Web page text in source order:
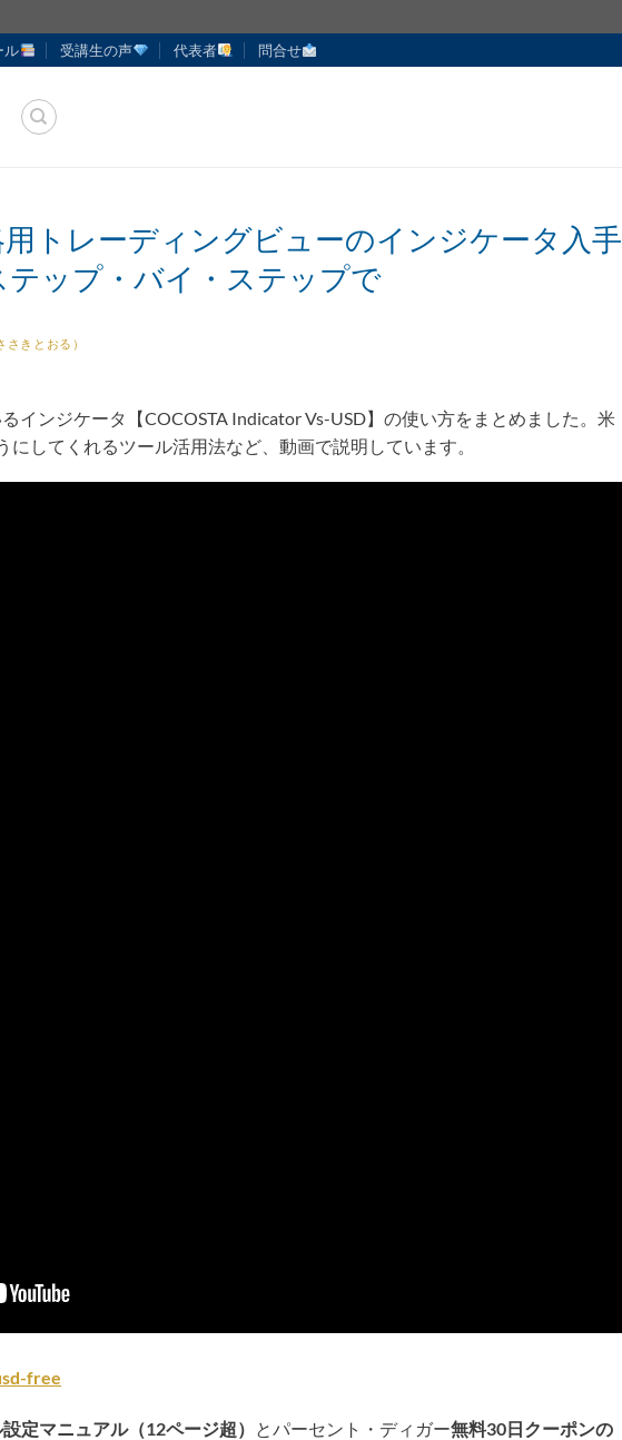
ル 受講生の声 代表者 問合せ
用トレーディングビューのインジケータ入手
ップ・バイ・ステップで
さきとおる）
インジケータ【COCOSTA Indicator Vs-USD】の使い方をまとめました。米
にしてくれるツール活用法など、動画で説明しています。
free
定マニュアル（12ページ超） とパーセント・ディガー無料30日クーポンの